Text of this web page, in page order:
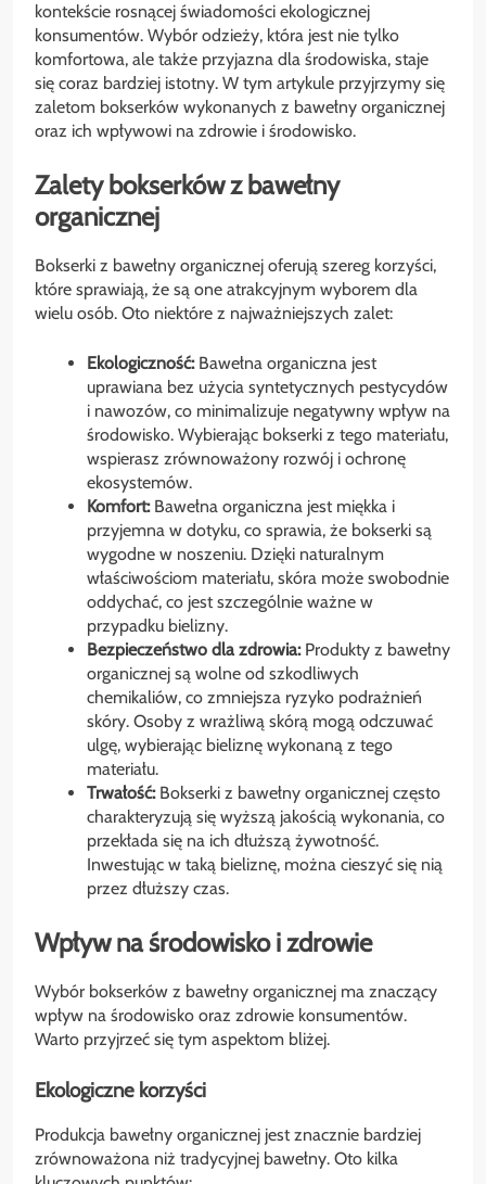
kontekście rosnącej świadomości ekologicznej
konsumentów. Wybór odzieży, która jest nie tylko
komfortowa, ale także przyjazna dla środowiska, staje
się coraz bardziej istotny. W tym artykule przyjrzymy się
zaletom bokserków wykonanych z bawełny organicznej
oraz ich wpływowi na zdrowie i środowisko.
Zalety bokserków z bawełny
organicznej
Bokserki z bawełny organicznej oferują szereg korzyści,
które sprawiają, że są one atrakcyjnym wyborem dla
wielu osób. Oto niektóre z najważniejszych zalet:
Ekologiczność:Bawełna organiczna jest
uprawiana bez użycia syntetycznych pestycydów
i nawozów, co minimalizuje negatywny wpływ na
środowisko. Wybierając bokserki z tego materiału,
wspierasz zrównoważony rozwój i ochronę
ekosystemów.
Komfort:Bawełna organiczna jest miękka i
przyjemna w dotyku, co sprawia, że bokserki są
wygodne w noszeniu. Dzięki naturalnym
właściwościom materiału, skóra może swobodnie
oddychać, co jest szczególnie ważne w
przypadku bielizny.
Bezpieczeństwo dla zdrowia:Produkty z bawełny
organicznej są wolne od szkodliwych
chemikaliów, co zmniejsza ryzyko podrażnień
skóry. Osoby z wrażliwą skórą mogą odczuwać
ulgę, wybierając bieliznę wykonaną z tego
materiału.
Trwałość:Bokserki z bawełny organicznej często
charakteryzują się wyższą jakością wykonania, co
przekłada się na ich dłuższą żywotność.
Inwestując w taką bieliznę, można cieszyć się nią
przez dłuższy czas.
Wpływ na środowisko i zdrowie
Wybór bokserków z bawełny organicznej ma znaczący
wpływ na środowisko oraz zdrowie konsumentów.
Warto przyjrzeć się tym aspektom bliżej.
Ekologiczne korzyści
Produkcja bawełny organicznej jest znacznie bardziej
zrównoważona niż tradycyjnej bawełny. Oto kilka